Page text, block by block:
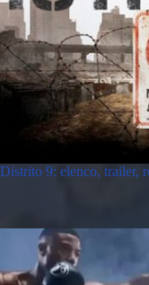
Distrito 9: elenco, trailer,